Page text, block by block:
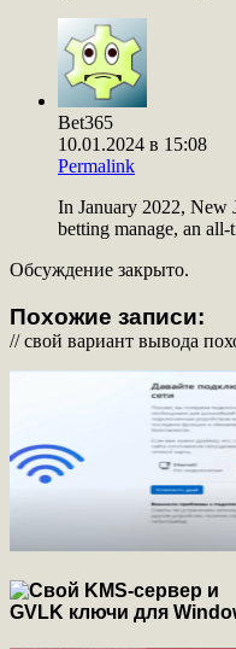
Bet365
10.01.2024 в 15:08
Permalink
In January 2022, New
betting manage, an
Обсуждение закрыто.
Похожие записи:
// свой вариант вывода